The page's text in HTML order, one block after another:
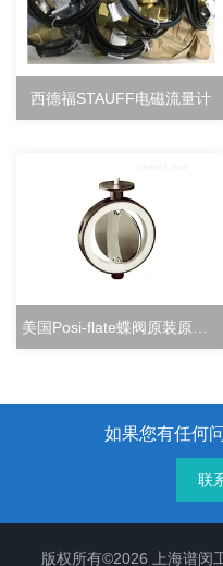
西德福STAUFF电磁流量计
如果您有任何
联
版权所有©2026 上海谱闵